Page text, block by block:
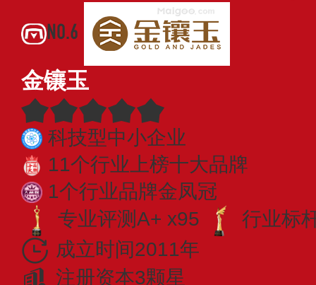
NO.6
金镶玉
科技型中小企业
11个行业上榜十大品牌
1个行业品牌金凤冠
专业评测A+ x95
行业标
成立时间2011年
注册资本3颗星